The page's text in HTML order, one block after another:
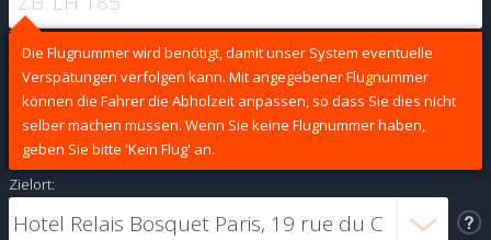
Die Flugnummer wird benötigt, damit unser System eventuelle
Verspätungen verfolgen kann. Mit angegebener Flugnummer
können die Fahrer die Abholzeit anpassen, so dass Sie dies nicht
selber machen müssen. Wenn Sie keine Flugnummer haben,
geben Sie bitte 'Kein Flug' an.
Zielort: